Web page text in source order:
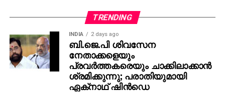
തങ്ങള്‍ക്ക് മനസ്സിലുണ്ടായിരുന്നതുപോലെ തന്നെയാണ്
പൃഥ്വിരാജും ആ വേഷം മമ്മൂക്ക ചെയ്യണം എന്ന്
നിര്‍ദേശിച്ചതെന്നും അദ്ദേഹം വെളിപ്പെടുത്തി. ജിതിന്‍
കെ. ജോസ് പറഞ്ഞു പോലെ, വിനായകന്‍ അവതരിപ്പിച്ച
വേഷം തന്നെയാണ് ആദ്യം പൃഥ്വിരാജിന്
പരിഗണിച്ചത്. മമ്മൂട്ടി കമ്പനി നിര്‍മിച്ച ‘കളങ്കാവല്‍’
നവംബര്‍ 27ന് തീയേറ്ററുകളില്‍ റിലീസ് ചെയ്യും.
TRENDING
INDIA 2 days ago
ബി.ജെ.പി ശിവസേന
നേതാക്കളെയും
പ്രവര്‍ത്തകരെയും ചാക്കിലാക്കാന്‍
ശ്രമിക്കുന്നു; പരാതിയുമായി
ഏക്‌നാഥ് ഷിന്‍ഡെ